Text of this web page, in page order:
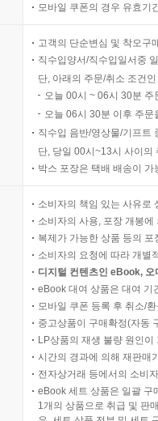
모바일 쿠폰의 경우 유효기
고객의 단순변심 및 착오구
직수입양서/직수입일서중
단, 아래의 주문/취소 조건
오늘 00시 ~ 06시 30분
오늘 06시 30분 이후 주
직수입 음반/영상물/기프트
단, 당일 00시~13시 사이의
박스 포장은 택배 배송이
소비자의 책임 있는 사유로
소비자의 사용, 포장 개봉
복제가 가능한 상품 등의
소비자의 요청에 따라 개별
디지털 컨텐츠인 eBook,
eBook 대여 상품은 대여 기
모바일 쿠폰 등록 후 취소/
중고상품이 구매확정(자동
LP상품의 재생 불량 원인
시간의 경과에 의해 재판매
전자상거래 등에서의 소비
eBook 세트 상품은 일괄 구
1개의 상품으로 취급 및 판